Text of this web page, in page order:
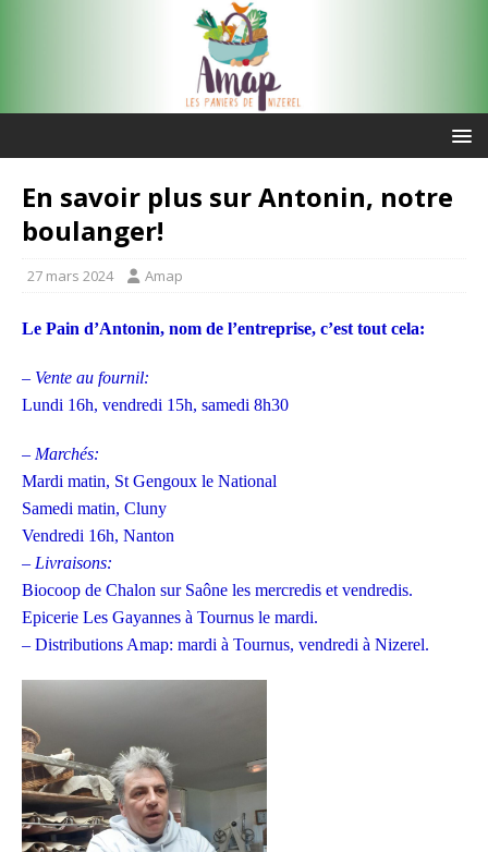
En savoir plus sur Antonin, notre
boulanger!
27 mars 2024 Amap
Le Pain d’Antonin, nom de l’entreprise, c’est tout cela:
– Vente au fournil:
Lundi 16h, vendredi 15h, samedi 8h30
– Marchés:
Mardi matin, St Gengoux le National
Samedi matin, Cluny
Vendredi 16h, Nanton
– Livraisons:
Biocoop de Chalon sur Saône les mercredis et vendredis.
Epicerie Les Gayannes à Tournus le mardi.
– Distributions Amap: mardi à Tournus, vendredi à Nizerel.